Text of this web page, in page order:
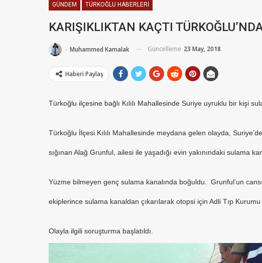
GÜNDEM TÜRKOĞLU HABERLERI
KARIŞIKLIKTAN KAÇTI
- Muhammed Kamalak Güncelleme 23 May, 2018
Haberi Paylaş
Türkoğlu ilçesine bağlı Kılılı Mahallesinde Suriye uyruklu bir kişi
Türkoğlu İlçesi Kılılı Mahallesinde meydana gelen olayda,
sığınan Alağ Grunful, ailesi ile yaşadığı evin yakınındaki sulama
Yüzme bilmeyen genç sulama kanalında boğuldu. Grunful’un
ekiplerince sulama kanaldan çıkarılarak otopsi için Adli Tıp
Olayla ilgili soruşturma başlatıldı.